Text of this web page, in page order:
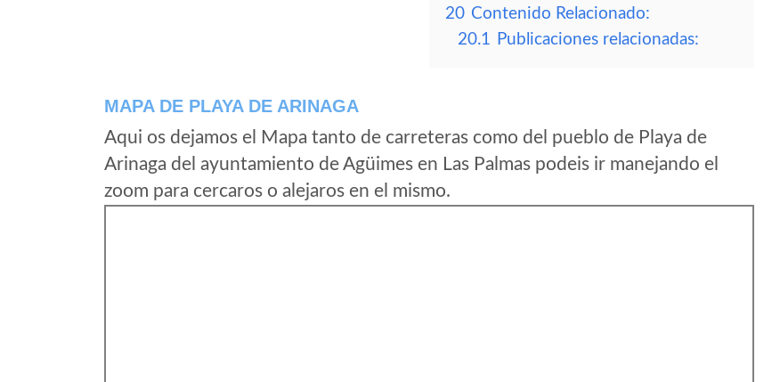
20 Contenido Relacionado:
20.1 Publicaciones relacionadas:
MAPA DE PLAYA DE ARINAGA
Aqui os dejamos el Mapa tanto de carreteras como del pueblo de Playa de
Arinaga del ayuntamiento de Agüimes en Las Palmas podeis ir manejando el
zoom para cercaros o alejaros en el mismo.